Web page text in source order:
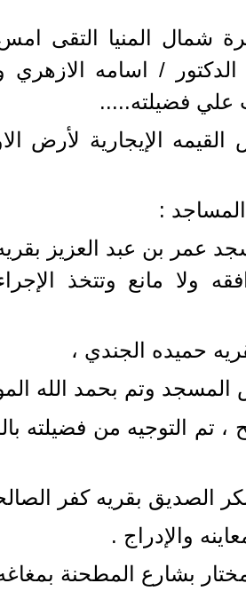
المنيا التقى امس
/ اسامه الازهري
علي فضيلته.....
الإيجارية لأرض
:
عمر بن عبد العزيز
ولا مانع وتتخذ
وتم بحمد الله
التوجيه من فضيلته
والإدراج .